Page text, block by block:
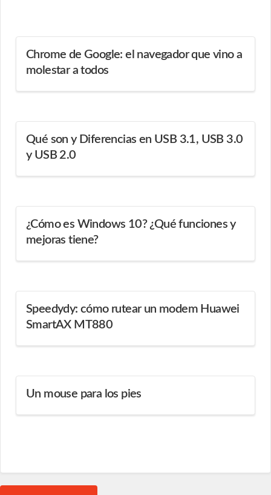
Chrome de Google: el navegador que vino a
molestar a todos
Qué son y Diferencias en USB 3.1, USB 3.0
y USB 2.0
¿Cómo es Windows 10? ¿Qué funciones y
mejoras tiene?
Speedydy: cómo rutear un modem Huawei
SmartAX MT880
Un mouse para los pies